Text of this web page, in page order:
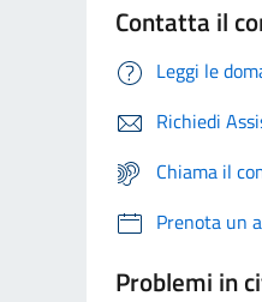
Contatta il
Leggi le
Richiedi
Chiama il
Prenota un
Problemi in